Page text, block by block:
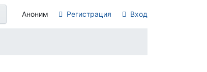
Аноним Регистрация Вход